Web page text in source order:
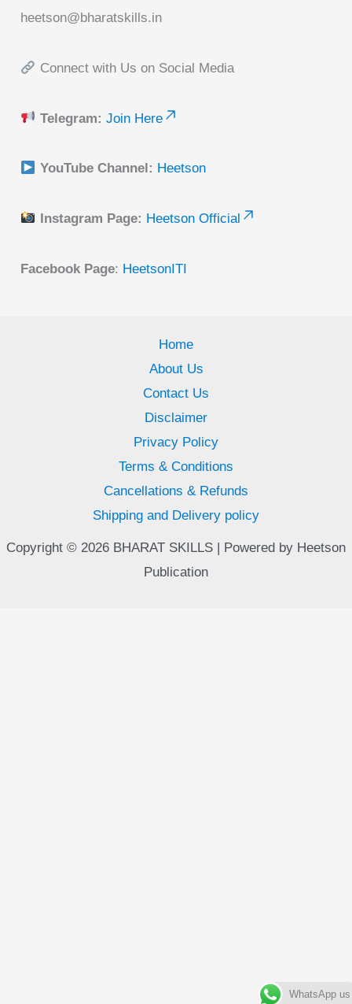
heetson@bharatskills.in
Connect with Us on Social Media
Telegram: Join Here
YouTube Channel: Heetson
Instagram Page: Heetson Official
Facebook Page: HeetsonITI
Home
About Us
Contact Us
Disclaimer
Privacy Policy
Terms & Conditions
Cancellations & Refunds
Shipping and Delivery policy
Copyright © 2026 BHARAT SKILLS | Powered by Heetson
Publication
WhatsApp us